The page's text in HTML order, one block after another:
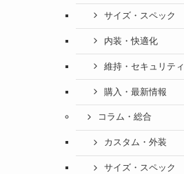
サイズ・スペック
内装・快適化
維持・セキュリティ
購入・最新情報
コラム・総合
カスタム・外装
サイズ・スペック